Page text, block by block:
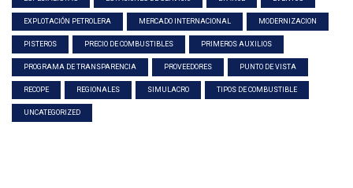
EXPLOTACIÓN PETROLERA MERCADO INTERNACIONAL MODERNIZACION
PISTEROS PRECIO DE COMBUSTIBLES PRIMEROS AUXILIOS
PROGRAMA DE TRANSPARENCIA PROVEEDORES PUNTO DE VISTA
RECOPE REGIONALES SIMULACRO TIPOS DE COMBUSTIBLE
UNCATEGORIZED